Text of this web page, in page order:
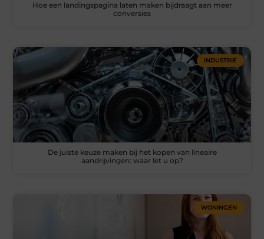
Hoe een landingspagina laten maken bijdraagt aan meer
conversies
INDUSTRIE
De juiste keuze maken bij het kopen van lineaire
aandrijvingen: waar let u op?
WONINGEN